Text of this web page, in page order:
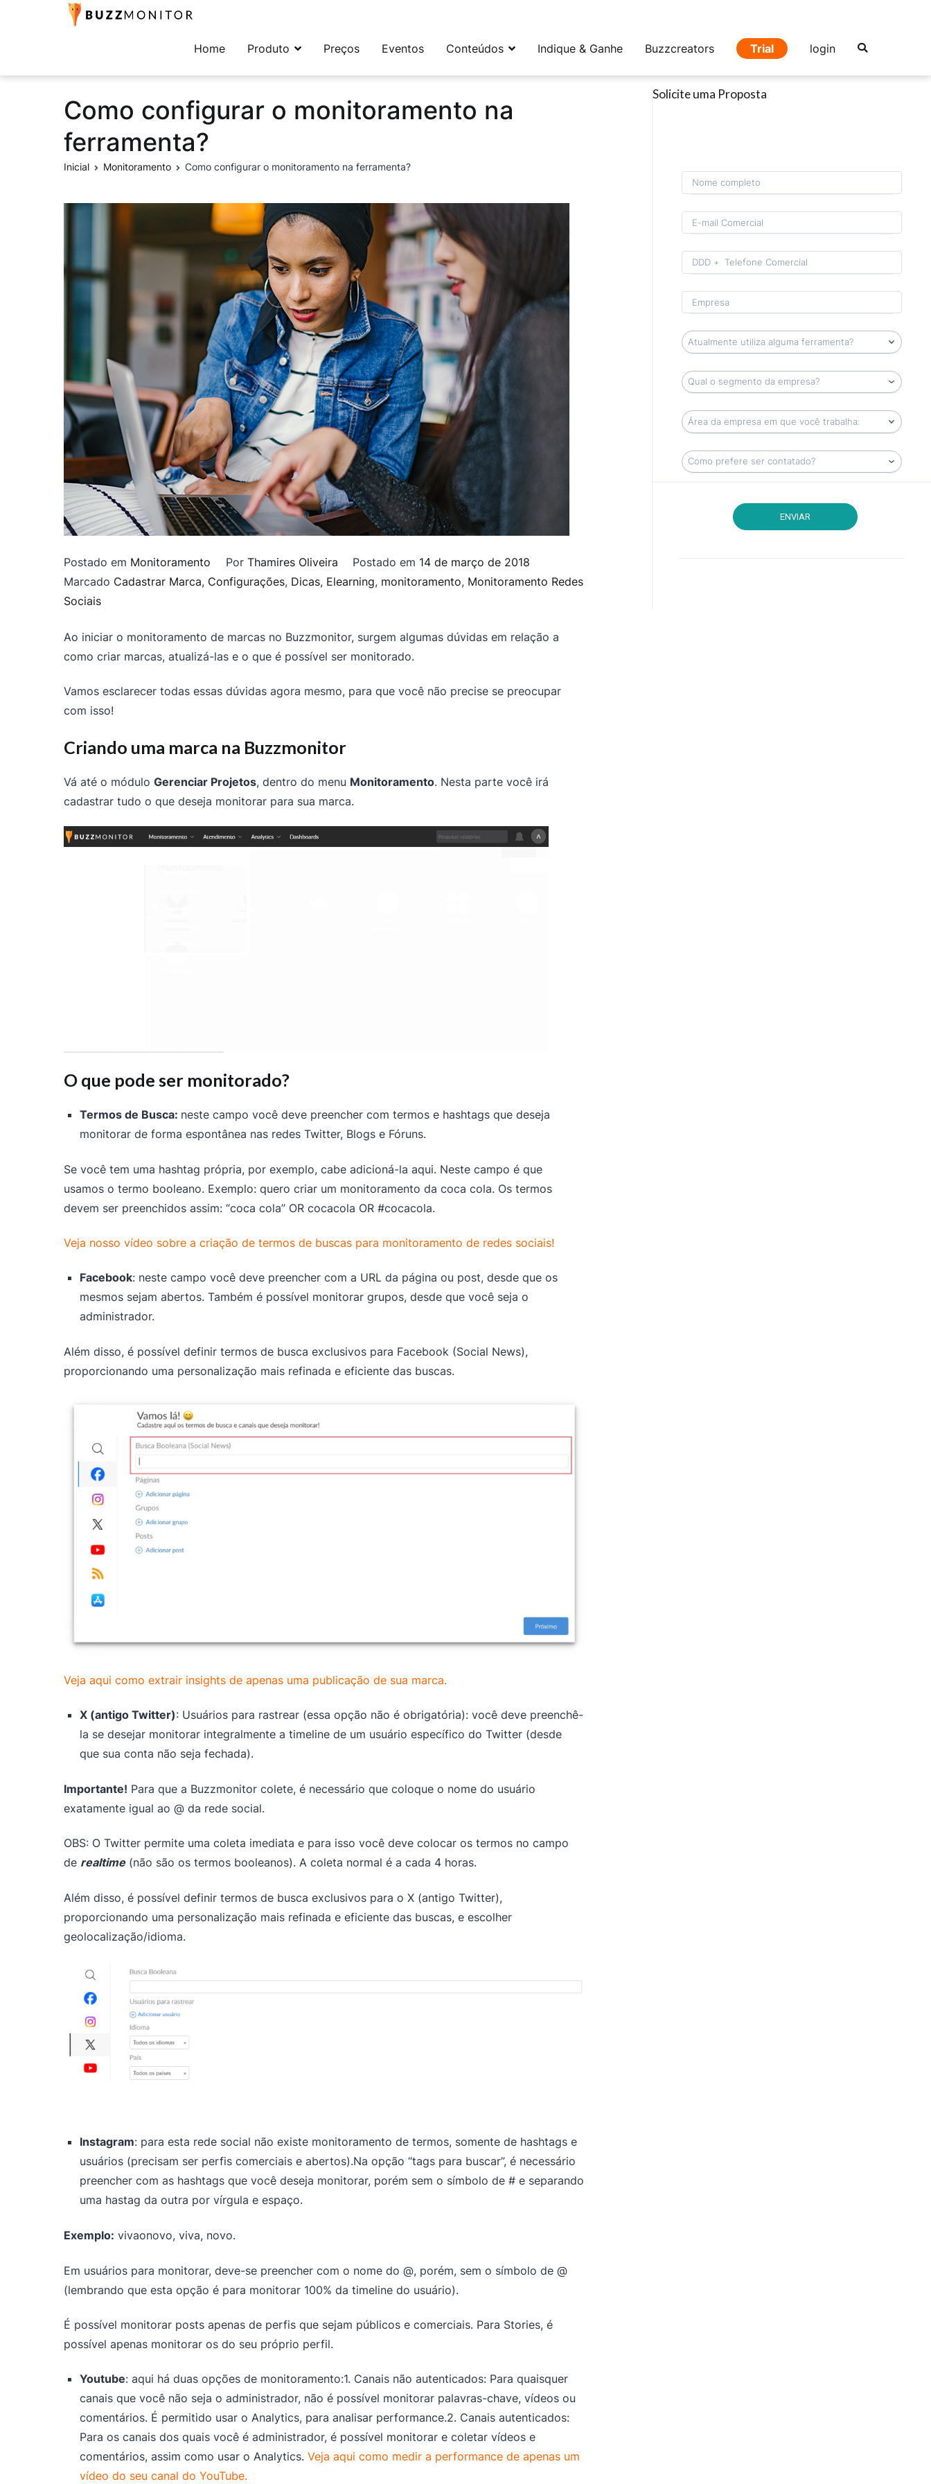
Home Produto Preços Eventos Conteúdos Indique & Ganhe Buzzcreators Trial login
Como configurar o monitoramento na
ferramenta?
Inicial Monitoramento Como configurar o monitoramento na ferramenta?
Postado em Monitoramento Por Thamires Oliveira Postado em 14 de março de 2018
Marcado Cadastrar Marca, Configurações, Dicas, Elearning, monitoramento, Monitoramento Redes
Sociais
Ao iniciar o monitoramento de marcas no Buzzmonitor, surgem algumas dúvidas em relação a
como criar marcas, atualizá-las e o que é possível ser monitorado.
Vamos esclarecer todas essas dúvidas agora mesmo, para que você não precise se preocupar
com isso!
Criando uma marca na Buzzmonitor
Vá até o módulo Gerenciar Projetos, dentro do menu Monitoramento. Nesta parte você irá
cadastrar tudo o que deseja monitorar para sua marca.
O que pode ser monitorado?
Termos de Busca: neste campo você deve preencher com termos e hashtags que deseja
monitorar de forma espontânea nas redes Twitter, Blogs e Fóruns.
Se você tem uma hashtag própria, por exemplo, cabe adicioná-la aqui. Neste campo é que
usamos o termo booleano. Exemplo: quero criar um monitoramento da coca cola. Os termos
devem ser preenchidos assim: “coca cola” OR cocacola OR #cocacola.
Veja nosso vídeo sobre a criação de termos de buscas para monitoramento de redes sociais!
Facebook: neste campo você deve preencher com a URL da página ou post, desde que os
mesmos sejam abertos. Também é possível monitorar grupos, desde que você seja o
administrador.
Além disso, é possível definir termos de busca exclusivos para Facebook (Social News),
proporcionando uma personalização mais refinada e eficiente das buscas.
Veja aqui como extrair insights de apenas uma publicação de sua marca.
X (antigo Twitter): Usuários para rastrear (essa opção não é obrigatória): você deve preenchê-
la se desejar monitorar integralmente a timeline de um usuário específico do Twitter (desde
que sua conta não seja fechada).
Importante! Para que a Buzzmonitor colete, é necessário que coloque o nome do usuário
exatamente igual ao @ da rede social.
OBS: O Twitter permite uma coleta imediata e para isso você deve colocar os termos no campo
de realtime(não são os termos booleanos). A coleta normal é a cada 4 horas.
Além disso, é possível definir termos de busca exclusivos para o X (antigo Twitter),
proporcionando uma personalização mais refinada e eficiente das buscas, e escolher
geolocalização/idioma.
Instagram: para esta rede social não existe monitoramento de termos, somente de hashtags e
usuários (precisam ser perfis comerciais e abertos).Na opção “tags para buscar”, é necessário
preencher com as hashtags que você deseja monitorar, porém sem o símbolo de # e separando
uma hastag da outra por vírgula e espaço.
Exemplo: vivaonovo, viva, novo.
Em usuários para monitorar, deve-se preencher com o nome do @, porém, sem o símbolo de @
(lembrando que esta opção é para monitorar 100% da timeline do usuário).
É possível monitorar posts apenas de perfis que sejam públicos e comerciais. Para Stories, é
possível apenas monitorar os do seu próprio perfil.
Youtube: aqui há duas opções de monitoramento:1. Canais não autenticados: Para quaisquer
canais que você não seja o administrador, não é possível monitorar palavras-chave, vídeos ou
comentários. É permitido usar o Analytics, para analisar performance.2. Canais autenticados:
Para os canais dos quais você é administrador, é possível monitorar e coletar vídeos e
comentários, assim como usar o Analytics.Veja aqui como medir a performance de apenas um
vídeo do seu canal do YouTube.
Solicite uma Proposta
Format: (00) 0 0000-0000.
ENVIAR